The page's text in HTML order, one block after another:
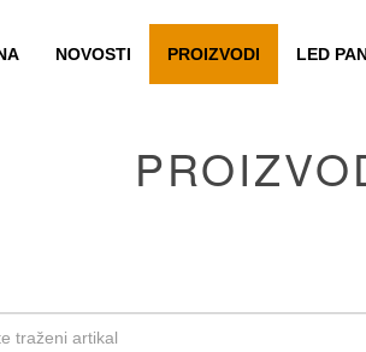
NOVOSTI PROIZVODI LED